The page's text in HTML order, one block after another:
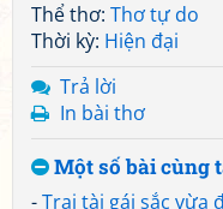
Thể thơ: Thơ tự do
Thời kỳ: Hiện đại
Trả lời
In bài thơ
Một số bài cùng
-Trai tài gái sắc vừa